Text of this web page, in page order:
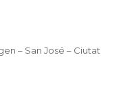
– San José – Ciutat